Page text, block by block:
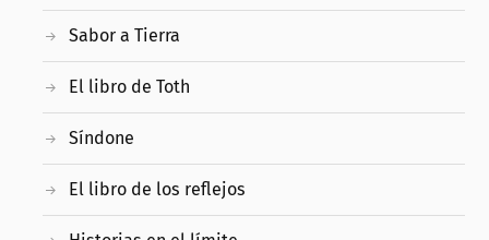
Sabor a Tierra
El libro de Toth
Síndone
El libro de los reflejos